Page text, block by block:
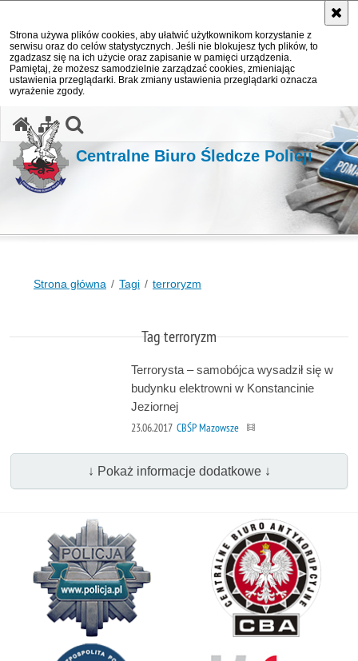
Strona używa plików cookies, aby ułatwić użytkownikom korzystanie z
serwisu oraz do celów statystycznych. Jeśli nie blokujesz tych plików, to
zgadzasz się na ich użycie oraz zapisanie w pamięci urządzenia.
Pamiętaj, że możesz samodzielnie zarządzać cookies, zmieniając
ustawienia przeglądarki. Brak zmiany ustawienia przeglądarki oznacza
wyrażenie zgody.
Centralne Biuro Śledcze Policji
Strona główna Tagi terroryzm
Tag terroryzm
Terrorysta – samobójca wysadził się w
budynku elektrowni w Konstancinie
Jeziornej
23.06.2017 CBŚP Mazowsze
↓ Pokaż informacje dodatkowe ↓